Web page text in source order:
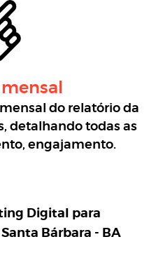
do relatório da
detalhando todas as
engajamento.
Digital para
Bárbara - BA